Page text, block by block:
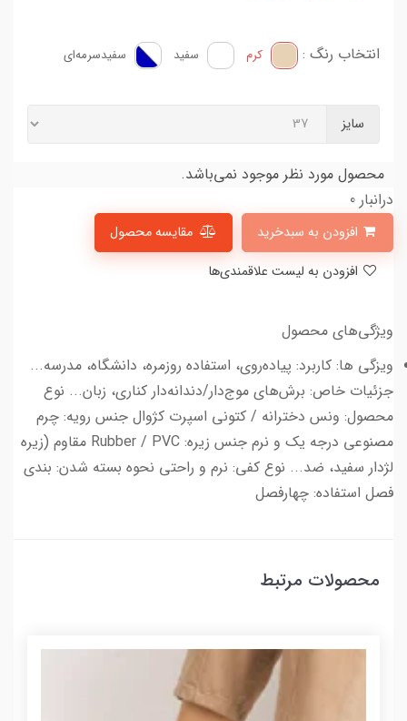
انتخاب رنگ : کرم سفید سفید‌سرمه‌ای
سایز
محصول مورد نظر موجود نمی‌باشد.
درانبار 0
مقایسه محصول
ویژگی‌های محصول
ویزگی ها: کاربرد: پیاده‌روی، استفاده روزمره، دانشگاه، مدرسه...
جزئیات خاص: برش‌های موج‌دار/دندانه‌دار کناری، زبان... نوع
محصول: ونس دخترانه / کتونی اسپرت کژوال جنس رویه: چرم
مصنوعی درجه یک و نرم جنس زیره: Rubber / PVC مقاوم (زیره
لژدار سفید، ضد... نوع کفی: نرم و راحتی نحوه بسته شدن: بندی
فصل استفاده: چهارفصل
محصولات مرتبط